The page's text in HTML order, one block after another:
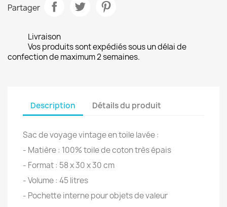
Partager
Livraison
Vos produits sont expédiés sous un délai de
confection de maximum 2 semaines.
Description Détails du produit
Sac de voyage vintage en toile lavée :
- Matière : 100% toile de coton très épais
- Format : 58 x 30 x 30 cm
- Volume : 45 litres
- Pochette interne pour objets de valeur